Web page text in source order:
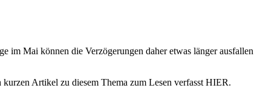
im Mai können die Verzögerungen daher etwas länger
Artikel zu diesem Thema zum Lesen verfasst HIER.